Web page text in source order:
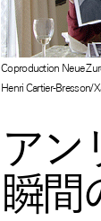
Coproduction Neue
Henri Cartier-Bresson/
アン
瞬間